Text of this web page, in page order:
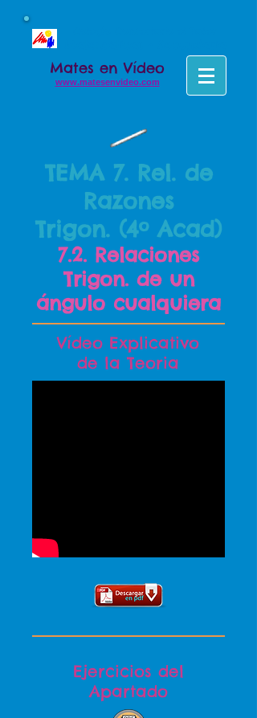
Mates en Vídeo
www.matesenvideo.com
TEMA 7. Rel. de
Razones
Trigon. (4º Acad)
7.2. Relaciones
Trigon. de un
ángulo cualquiera
Vídeo Explicativo
de la Teoria
Ejercicios del
Apartado